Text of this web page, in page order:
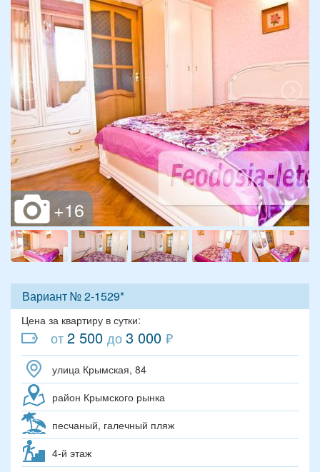
Вариант № 2-1529*
Цена за квартиру в сутки:
от2 500 до3 000 ₽
улица Крымская, 84
район Крымского рынка
песчаный, галечный пляж
4-й этаж